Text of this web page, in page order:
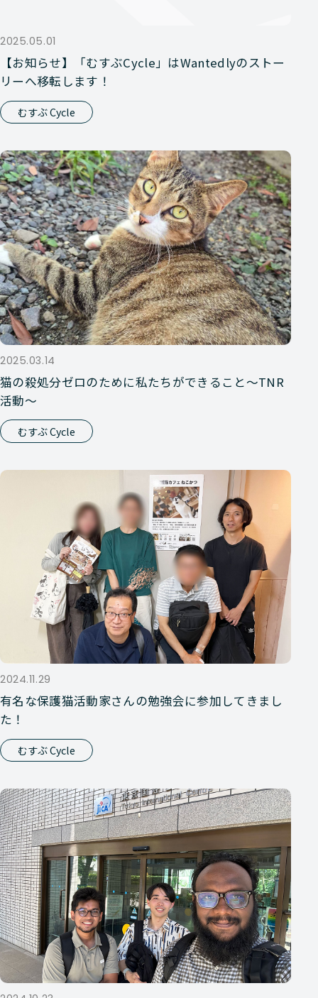
2025.05.01
【お知らせ】「むすぶCycle」はWantedlyのストー
リーへ移転します！
むすぶ Cycle
2025.03.14
猫の殺処分ゼロのために私たちができること～TNR
活動～
むすぶ Cycle
2024.11.29
有名な保護猫活動家さんの勉強会に参加してきまし
た！
むすぶ Cycle